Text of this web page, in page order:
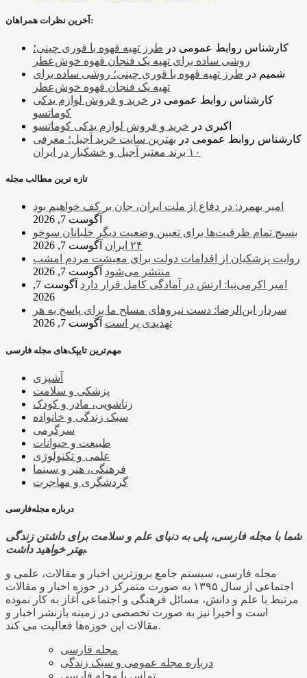
آخرین نظرات همراهان:
کارشناس روابط عمومی در طرز تهیه قهوه با قوری چینی؛
روشی ساده برای تهیه یک فنجان قهوه خوش‌عطر
شمیم در طرز تهیه قهوه با قوری چینی؛ روشی ساده برای
تهیه یک فنجان قهوه خوش‌عطر
کارشناس روابط عمومی در خرید و فروش لوازم یدکی
کوماتسو
اکبری در خرید و فروش لوازم یدکی کوماتسو
کارشناس روابط عمومی در بهترین سایت خرید آجیل؛ معرفی
۱۰ برند معتبر آجیل و خشکبار در ایران
تازه ترین مطالب مجله
امیر بهمرد: در دفاع از ملت ایران، جان بر کف خواهیم بود
آگوست 7, 2026
بسیج تمام ظرفیت‌ها برای تعیین وضعیت دیگر خلبانان سوخو
۲۴ ایران
آگوست 7, 2026
روایت پزشکیان از اقدامات دولت برای معیشت مردم امشب
منتشر می‌شود آگوست 7, 2026
امیر اکرمی‌نیا: ارتش در آمادگی کامل قرار دارد
آگوست 7,
2026
سردار ابن‌الرضا: دست نیروهای مسلح ما برای پاسخ به هر
تهدیدی پر است آگوست 7, 2026
مهم‌ترین تایپک‌های مجله فارسی
آشپزی
پزشکی و سلامت
زناشویی، مادر و کودک
سبک زندگی و خانواده
سرگرمی
طبیعت و حیوانات
علمی و تکنولوژی
فرهنگی، هنر و سینما
گردشگری و مهاجرت
درباره مجله‌فارسی
شما با مجله فارسی، پلی به دنیای علم و سلامت برای داشتن زندگی
بهتر خواهید داشت.
مجله فارسی، سیستم جامع بروزترین اخبار و مقالات، علمی و
اجتماعی از سال ۱۳۹۵ به صورت متمرکز در حوزه اخبار و مقالات
مرتبط با علم و دانش، مسائل فرهنگی و اجتماعی آغاز به کار نموده
است و اخیرا نیز به صورت تخصصی در زمینه بازنشر اخبار و
مقالات این حوزه‌ها فعالیت می کند.
مجله فارسی
درباره مجله عمومی و سبک زندگی
تماس با مجله فارسی